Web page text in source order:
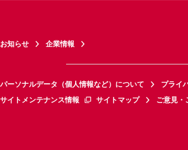
お知らせ 企業情報
パーソナルデータ（個人情報など）について プライ
サイトメンテナンス情報
サイトマップ ご意見・